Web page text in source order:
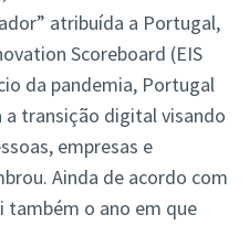
atribuída a Portugal,
Scoreboard (EIS
da pandemia, Portugal
a transição digital visando
empresas e
Ainda de acordo com
o ano em que